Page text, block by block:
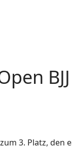
3. Platz, den